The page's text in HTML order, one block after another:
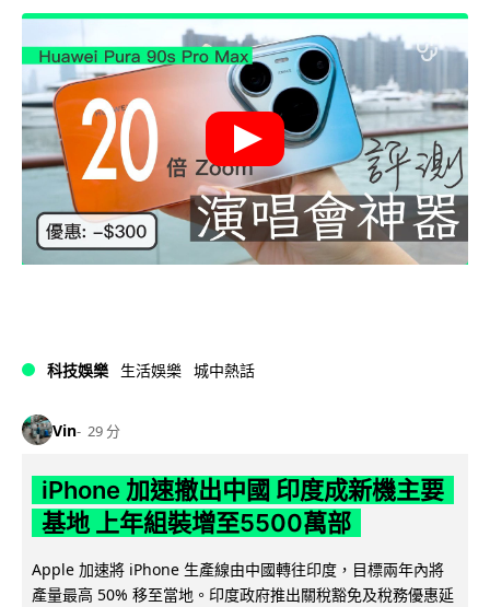
科技娛樂 生活娛樂 城中熱話
Vin 29 分
iPhone 加速撤出中國 印度成新機主要
基地 上年組裝增至5500萬部
Apple 加速將 iPhone 生產線由中國轉往印度，目標兩年內將
產量最高 50% 移至當地。印度政府推出關稅豁免及稅務優惠延